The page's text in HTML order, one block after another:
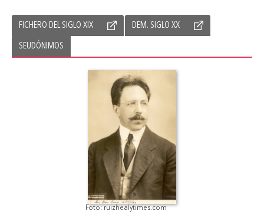
FICHERO DEL SIGLO XIX DEM. SIGLO XX
SEUDÓNIMOS
Foto: ruizhealytimes.com